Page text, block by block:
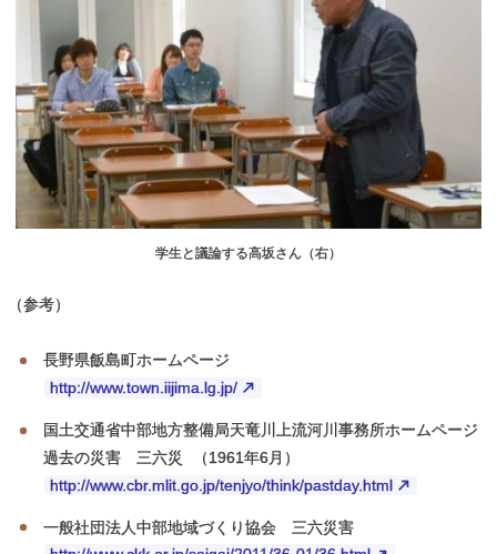
学生と議論する高坂さん（右）
（参考）
長野県飯島町ホームページ
http://www.town.iijima.lg.jp/
国土交通省中部地方整備局天竜川上流河川事務所ホームページ
過去の災害 三六災
（1961年6月）
http://www.cbr.mlit.go.jp/tenjyo/think/pastday.html
一般社団法人中部地域づくり協会 三六災害